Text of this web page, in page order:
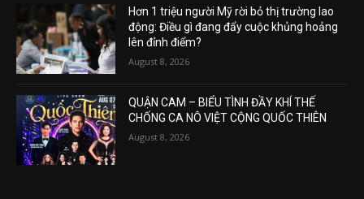
Hơn 1 triệu người Mỹ rời bỏ thị trường lao
động: Điều gì đang đẩy cuộc khủng hoảng
lên đỉnh điểm?
August 8, 2026
QUẬN CAM – BIỂU TÌNH ĐẦY KHÍ THẾ
CHỐNG CA NÔ VIỆT CỘNG QUỐC THIÊN
August 8, 2026